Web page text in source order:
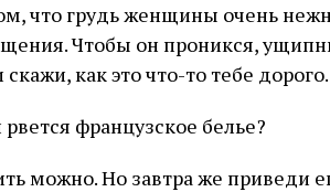
что грудь женщины очень
Чтобы он проникся,
как это что-то тебе дорого.
французское белье?
можно. Но завтра же приведи